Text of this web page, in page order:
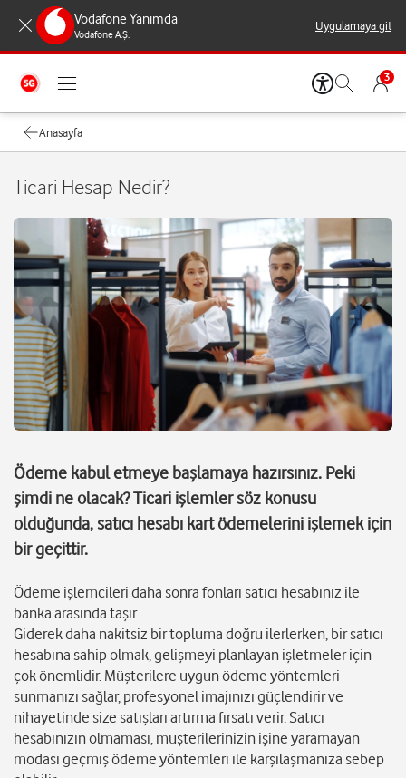
Vodafone Yanımda
Vodafone A.Ş.
Uygulamaya git
3
Anasayfa
Ticari Hesap Nedir?
Ödeme kabul etmeye başlamaya hazırsınız. Peki
şimdi ne olacak? Ticari işlemler söz konusu
olduğunda, satıcı hesabı kart ödemelerini işlemek için
bir geçittir.
Ödeme işlemcileri daha sonra fonları satıcı hesabınız ile
banka arasında taşır.
Giderek daha nakitsiz bir topluma doğru ilerlerken, bir satıcı
hesabına sahip olmak, gelişmeyi planlayan işletmeler için
çok önemlidir. Müşterilere uygun ödeme yöntemleri
sunmanızı sağlar, profesyonel imajınızı güçlendirir ve
nihayetinde size satışları artırma fırsatı verir. Satıcı
hesabınızın olmaması, müşterilerinizin işine yaramayan
modası geçmiş ödeme yöntemleri ile karşılaşmanıza sebep